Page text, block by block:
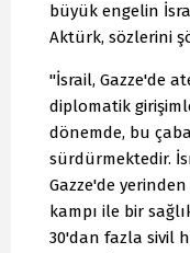
büyük engelin
Aktürk, sözlerini
"İsrail, Gazze'de
diplomatik
dönemde, bu
sürdürmektedir.
Gazze'de yerinden
kampı ile bir
30'dan fazla sivil